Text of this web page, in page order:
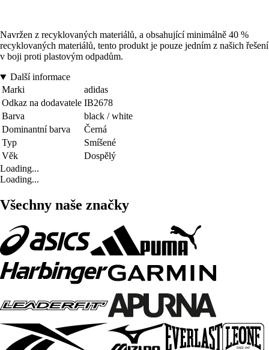
Navržen z recyklovaných materiálů, a obsahující minimálně 40 %
recyklovaných materiálů, tento produkt je pouze jedním z našich řešení
v boji proti plastovým odpadům.
Další informace
Marki
adidas
Odkaz na dodavatele IB2678
Barva
black / white
Dominantní barva
Černá
Typ
Smíšené
Věk
Dospělý
Loading...
Loading...
Všechny naše značky